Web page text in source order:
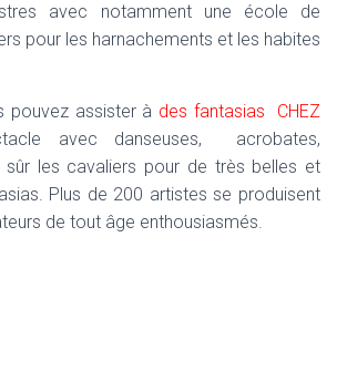
avec notamment une école de
pour les harnachements et les habites
pouvez assister à des fantasias CHEZ
avec danseuses, acrobates,
sûr les cavaliers pour de très belles et
Plus de 200 artistes se produisent
de tout âge enthousiasmés.